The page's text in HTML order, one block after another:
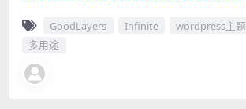
GoodLayers Infinite wordpress主题
多用途